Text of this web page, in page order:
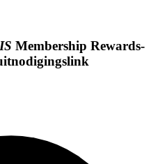
Membership Rewards-